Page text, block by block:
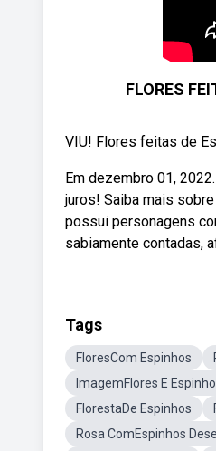
FLORES
VIU! Flores feitas de
Em dezembro 01,
juros! Saiba mais
possui personagens
sabiamente contadas,
Tags
FloresCom Espinhos
ImagemFlores E
FlorestaDe Espinhos
Rosa ComEspinhos